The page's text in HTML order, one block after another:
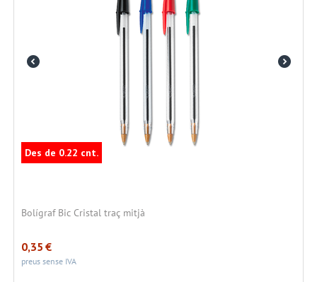
Des de 0.22 cnt.
Bolígraf Bic Cristal traç mitjà
0,35 €
preus sense IVA